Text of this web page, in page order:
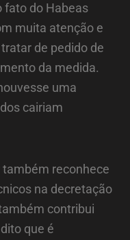
fato do Habeas
muita atenção e
de pedido de
da medida.
uma
cairiam
reconhece
na decretação
contribui
que é